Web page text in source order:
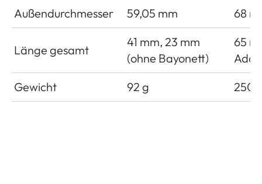
Außendurchmesser
59,05 mm 68
Länge gesamt
41 mm, 23 mm
(ohne Bayonett)
65
Gewicht
92 g 250